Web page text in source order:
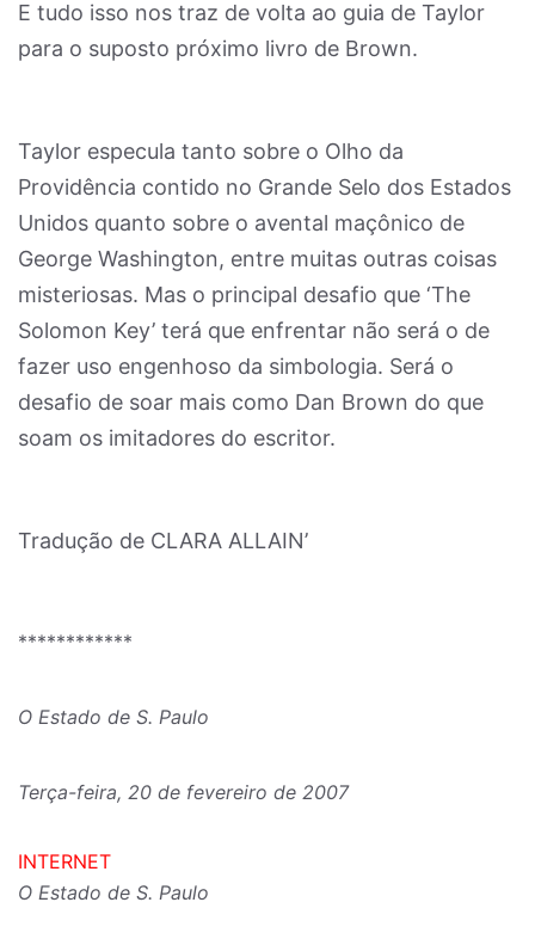
E tudo isso nos traz de volta ao guia de Taylor
para o suposto próximo livro de Brown.
Taylor especula tanto sobre o Olho da
Providência contido no Grande Selo dos Estados
Unidos quanto sobre o avental maçônico de
George Washington, entre muitas outras coisas
misteriosas. Mas o principal desafio que ‘The
Solomon Key’ terá que enfrentar não será o de
fazer uso engenhoso da simbologia. Será o
desafio de soar mais como Dan Brown do que
soam os imitadores do escritor.
Tradução de CLARA ALLAIN’
************
O Estado de S. Paulo
Terça-feira, 20 de fevereiro de 2007
INTERNET
O Estado de S. Paulo